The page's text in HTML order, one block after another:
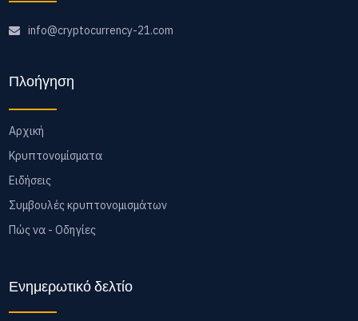
info@cryptocurrency-21.com
Πλοήγηση
Αρχική
Κρυπτονομίσματα
Ειδήσεις
Συμβουλές κρυπτονομισμάτων
Πώς να - Οδηγίες
Ενημερωτικό δελτίο